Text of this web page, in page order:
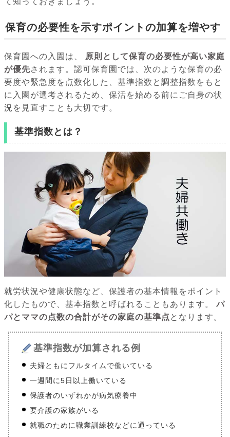
保育の必要性を示すポイントの加算を増やす
保育園への入園は、
原則として保育の必要性が高い家庭
が優先されます。認可保育園では、次のような保育の必
要度や緊急度を点数化した、基準指数と調整指数をもと
に入園が選考されるため、保活を始める前にご自身の状
況を見直すことも大切です。
基準指数とは？
就労状況や健康状態など、保護者の基本情報をポイント
化したもので、基本指数と呼ばれることもあります。
パ
パとママの点数の合計がその家庭の基準点 となります。
基準指数が加算される例
夫婦ともにフルタイムで働いている
一週間に5日以上働いている
保護者のいずれかが病気療養中
要介護の家族がいる
就職のために職業訓練校などに通っている